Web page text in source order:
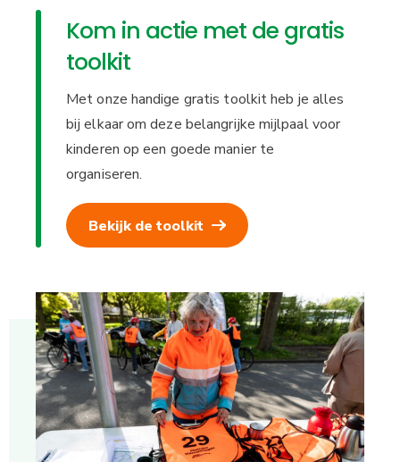
Kom in actie met de gratis
toolkit
Met onze handige gratis toolkit heb je alles
bij elkaar om deze belangrijke mijlpaal voor
kinderen op een goede manier te
organiseren.
Bekijk de toolkit